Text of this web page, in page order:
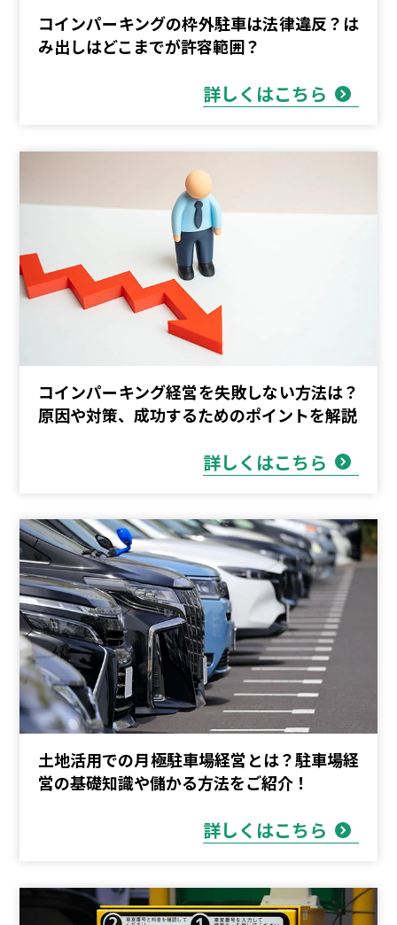
コインパーキングの枠外駐車は法律違反？は
み出しはどこまでが許容範囲？
詳しくはこちら
コインパーキング経営を失敗しない方法は？
原因や対策、成功するためのポイントを解説
詳しくはこちら
土地活用での月極駐車場経営とは？駐車場経
営の基礎知識や儲かる方法をご紹介！
詳しくはこちら